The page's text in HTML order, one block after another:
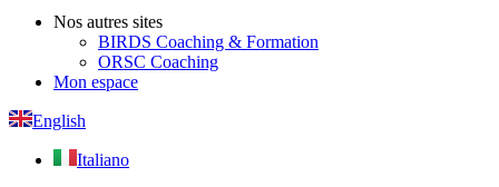
Nos autres sites
BIRDS Coaching & Formation
ORSC Coaching
Mon espace
English
Italiano